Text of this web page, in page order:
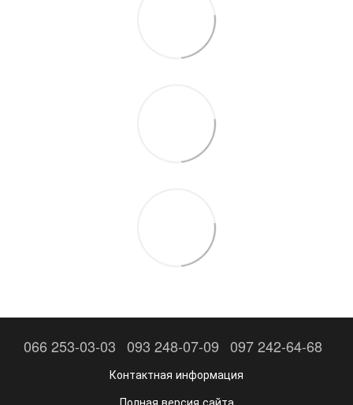
066 253-03-03 093 248-07-09 097 242-64-68
Контактная информация
Полная версия сайта